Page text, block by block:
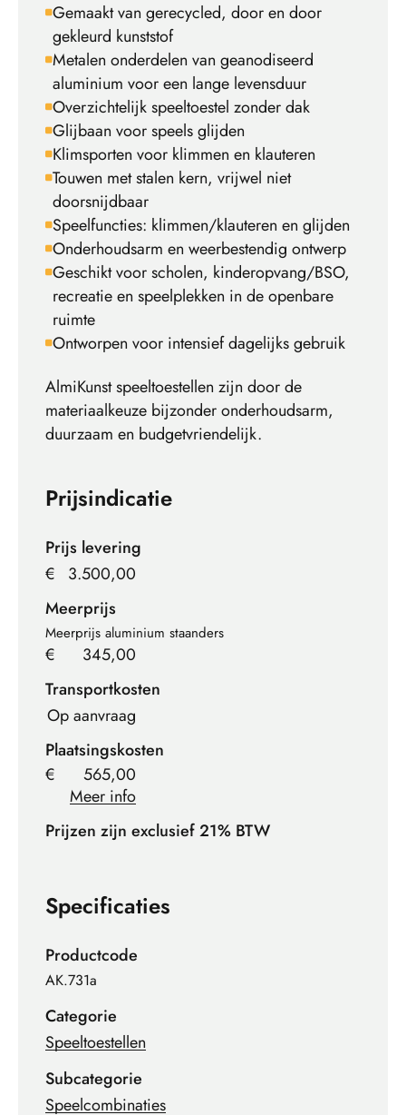
Gemaakt van gerecycled, door en door
gekleurd kunststof
Metalen onderdelen van geanodiseerd
aluminium voor een lange levensduur
Overzichtelijk speeltoestel zonder dak
Glijbaan voor speels glijden
Klimsporten voor klimmen en klauteren
Touwen met stalen kern, vrijwel niet
doorsnijdbaar
Speelfuncties: klimmen/klauteren en glijden
Onderhoudsarm en weerbestendig ontwerp
Geschikt voor scholen, kinderopvang/BSO,
recreatie en speelplekken in de openbare
ruimte
Ontworpen voor intensief dagelijks gebruik
AlmiKunst speeltoestellen zijn door de
materiaalkeuze bijzonder onderhoudsarm,
duurzaam en budgetvriendelijk.
Prijsindicatie
Prijs levering
€
3.500,00
Meerprijs
Meerprijs aluminium staanders
€
345,00
Transportkosten
Op aanvraag
Plaatsingskosten
€
565,00
Meer info
Prijzen zijn exclusief 21% BTW
Specificaties
Productcode
AK.731a
Categorie
Speeltoestellen
Subcategorie
Speelcombinaties